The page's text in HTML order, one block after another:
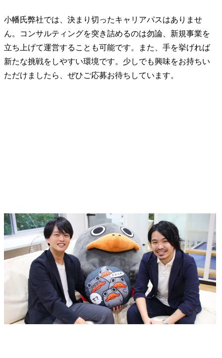
小幡氏弊社では、決まり切ったキャリアパスはありませ
ん。コンサルティングを突き詰めるのは勿論、新規事業を
立ち上げて運営することも可能です。また、手を挙げれば
新たな挑戦をしやすい環境です。少しでも興味をお持ちい
ただけましたら、ぜひご応募お待ちしています。